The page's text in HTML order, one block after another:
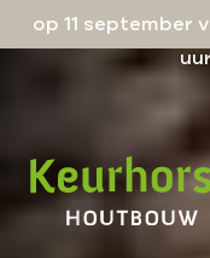
op 11 september
uur